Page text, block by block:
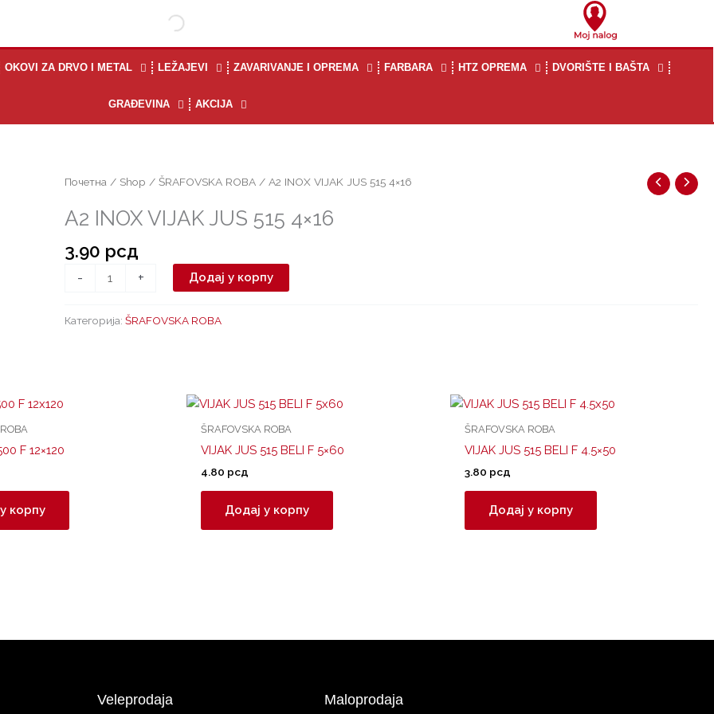
OKOVI ZA DRVO I METAL LEŽAJEVI ZAVARIVANJE I OPREMA FARBARA HTZ OPREMA DVORIŠTE I BAŠTA
GRAĐEVINA AKCIJA
Почетна / Shop / ŠRAFOVSKA ROBA/ A2 INOX VIJAK JUS 515 4×16
A2 INOX VIJAK JUS 515 4×16
3.90 рсд
-
A2
VIJAK
515
4x16
+ Додај у корпу
Категорија: ŠRAFOVSKA ROBA
F 12×120
корпу
ŠRAFOVSKA ROBA
VIJAK JUS 515 BELI F 5×60
4.80 рсд
Додај у корпу
ŠRAFOVSKA ROBA
VIJAK JUS 515 BELI F 4.5×50
3.80 рсд
Додај у корпу
Veleprodaja Maloprodaja